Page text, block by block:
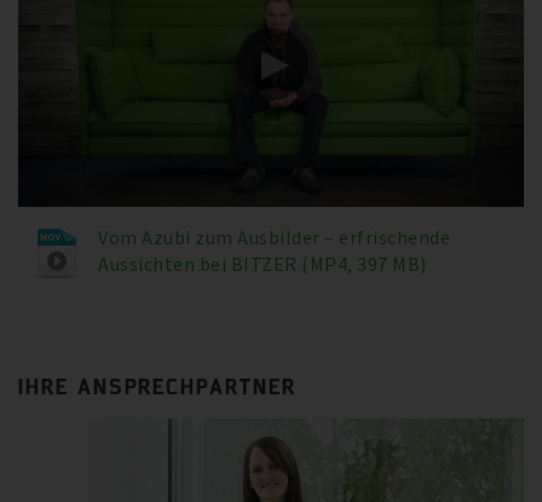
Vom Azubi zum Ausbilder – erfrischende
Aussichten bei BITZER (MP4, 397 MB)
IHRE ANSPRECHPARTNER